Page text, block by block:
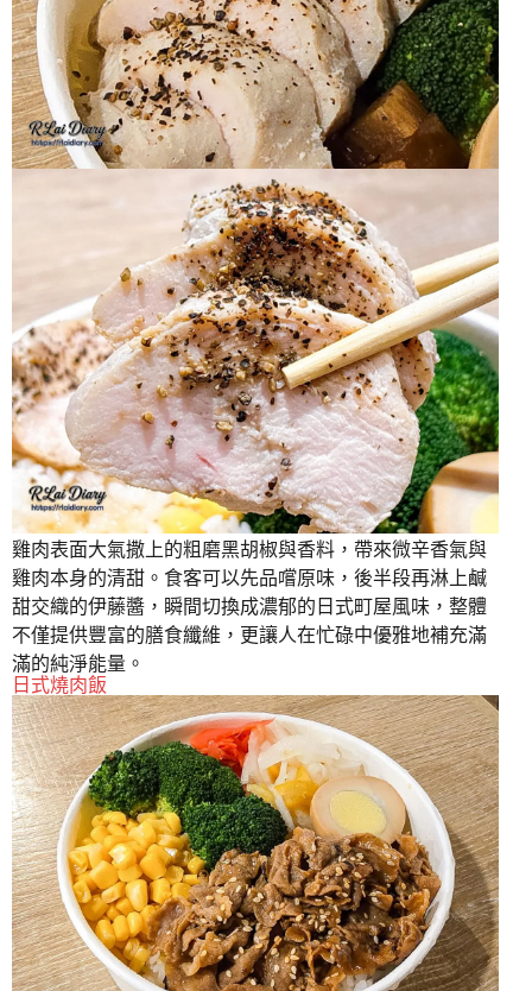
雞肉表面大氣撒上的粗磨黑胡椒與香料，帶來微辛香氣與
雞肉本身的清甜。食客可以先品嚐原味，後半段再淋上鹹
甜交織的伊藤醬，瞬間切換成濃郁的日式町屋風味，整體
不僅提供豐富的膳食纖維，更讓人在忙碌中優雅地補充滿
滿的純淨能量。
日式燒肉飯